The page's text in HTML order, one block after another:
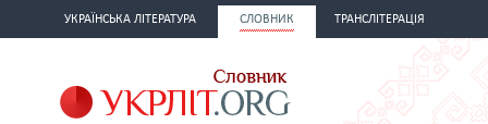
УКРАЇНСЬКА ЛІТЕРАТУРА СЛОВНИК ТРАНСЛІТЕРАЦІЯ